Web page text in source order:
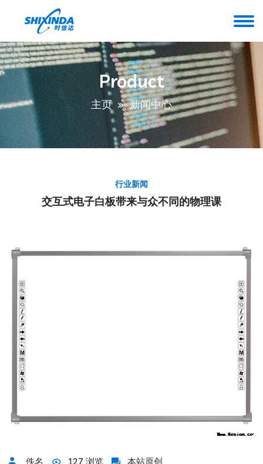
Product
主页 新闻中心
行业新闻
交互式电子白板带来与众不同的物理课
佚名 127 浏览 本站原创